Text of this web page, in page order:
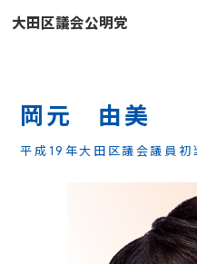
大田区議会公明党
岡元 由美
平成19年大田区議会議員